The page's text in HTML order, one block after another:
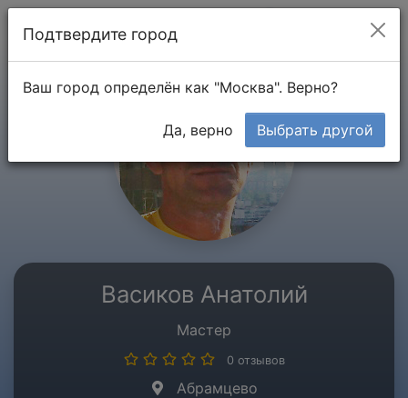
Васиков Анатолий
Мастер
0 отзывов
Абрамцево
Подтвердите город
Ваш город определён как "Москва". Верно?
Да, верно Выбрать другой